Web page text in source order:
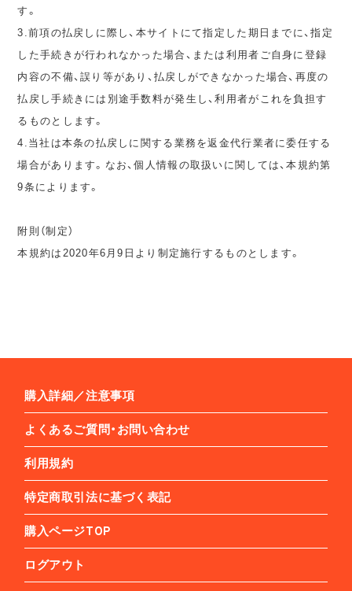
す。
3.前項の払戻しに際し、本サイトにて指定した期日までに、指定
した手続きが行われなかった場合、または利用者ご自身に登録
内容の不備、誤り等があり、払戻しができなかった場合、再度の
払戻し手続きには別途手数料が発生し、利用者がこれを負担す
るものとします。
4.当社は本条の払戻しに関する業務を返金代行業者に委任する
場合があります。なお、個人情報の取扱いに関しては、本規約第
9条によります。
附則（制定）
本規約は2020年6月9日より制定施行するものとします。
購入詳細／注意事項
よくあるご質問・お問い合わせ
利用規約
特定商取引法に基づく表記
購入ページTOP
ログアウト